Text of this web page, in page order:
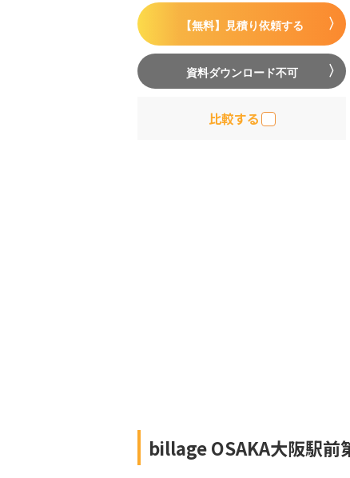
【無料】見積り依頼する
資料ダウンロード不可
比較する
billage OSAKA大阪駅前